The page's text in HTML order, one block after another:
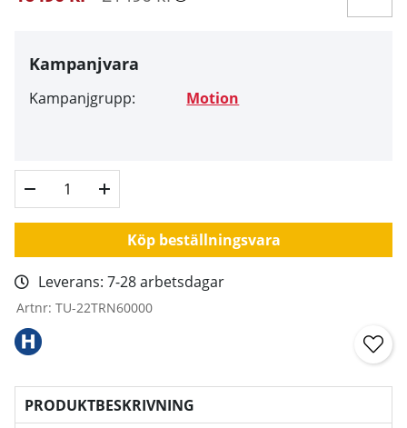
Kampanjvara
Kampanjgrupp: Motion
Köp beställningsvara
Leverans: 7-28 arbetsdagar
Artnr: TU-22TRN60000
PRODUKTBESKRIVNING